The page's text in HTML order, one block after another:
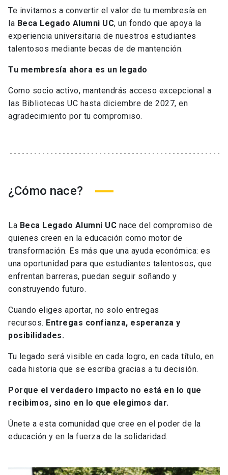
Te invitamos a convertir el valor de tu membresía en
la Beca Legado Alumni UC, un fondo que apoya la
experiencia universitaria de nuestros estudiantes
talentosos mediante becas de de mantención.
Tu membresía ahora es un legado
Como socio activo, mantendrás acceso excepcional a
las Bibliotecas UC hasta diciembre de 2027, en
agradecimiento por tu compromiso.
¿Cómo nace?
La Beca Legado Alumni UC nace del compromiso de
quienes creen en la educación como motor de
transformación. Es más que una ayuda económica: es
una oportunidad para que estudiantes talentosos, que
enfrentan barreras, puedan seguir soñando y
construyendo futuro.
Cuando eliges aportar, no solo entregas
recursos. Entregas confianza, esperanza y
posibilidades.
Tu legado será visible en cada logro, en cada título, en
cada historia que se escriba gracias a tu decisión.
Porque el verdadero impacto no está en lo que
recibimos, sino en lo que elegimos dar.
Únete a esta comunidad que cree en el poder de la
educación y en la fuerza de la solidaridad.